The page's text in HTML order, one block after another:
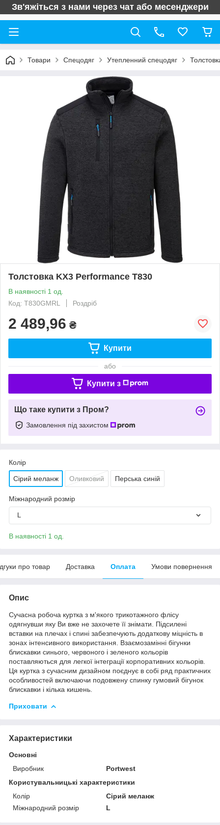
Зв'яжіться з нами через чат або месенджери
Товари Спецодяг Утепленний спецодяг
Толстовка KX3 Performance T830
В наявності 1 од.
Код: T830GMRL
Роздріб
2 489,96 ₴
Купити
або
Купити з
Що таке купити з Пром?
Замовлення під захистом
Колір
Сірий меланж Оливковий Перська синій
Міжнародний розмір
L
В наявності 1 од.
про товар Доставка Оплата Умови повернення
Опис
Сучасна робоча куртка з м'якого трикотажного флісу
одягнувши яку Ви вже не захочете її знімати. Підсилені
вставки на плечах і спині забезпечують додаткову міцність в
зонах інтенсивного використання. Взаємозамінні бігунки
блискавки синього, червоного і зеленого кольорів
поставляються для легкої інтеграції корпоративних кольорів.
Ця куртка з сучасним дизайном поєднує в собі ряд практичних
особливостей включаючи подовжену спинку гумовий бігунок
блискавки і кілька кишень.
Приховати
Характеристики
Основні
Виробник
Portwest
Користувальницькі характеристики
Колір
Сірий меланж
Міжнародний розмір
L